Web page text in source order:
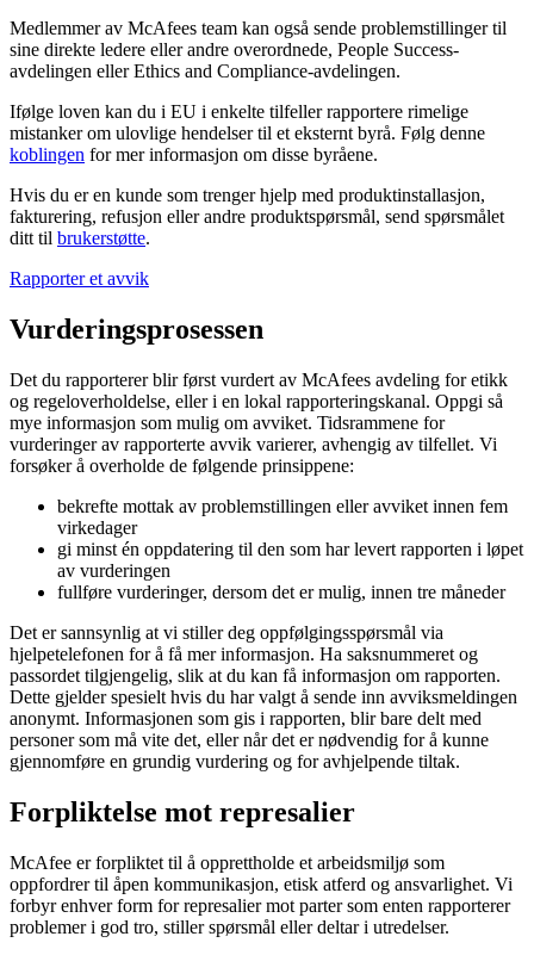
Medlemmer av McAfees team kan også sende problemstillinger til
sine direkte ledere eller andre overordnede, People Success-
avdelingen eller Ethics and Compliance-avdelingen.
Ifølge loven kan du i EU i enkelte tilfeller rapportere rimelige
mistanker om ulovlige hendelser til et eksternt byrå. Følg denne
koblingen for mer informasjon om disse byråene.
Hvis du er en kunde som trenger hjelp med produktinstallasjon,
fakturering, refusjon eller andre produktspørsmål, send spørsmålet
ditt til brukerstøtte.
Rapporter et avvik
Vurderingsprosessen
Det du rapporterer blir først vurdert av McAfees avdeling for etikk
og regeloverholdelse, eller i en lokal rapporteringskanal. Oppgi så
mye informasjon som mulig om avviket. Tidsrammene for
vurderinger av rapporterte avvik varierer, avhengig av tilfellet. Vi
forsøker å overholde de følgende prinsippene:
bekrefte mottak av problemstillingen eller avviket innen fem
virkedager
gi minst én oppdatering til den som har levert rapporten i løpet
av vurderingen
fullføre vurderinger, dersom det er mulig, innen tre måneder
Det er sannsynlig at vi stiller deg oppfølgingsspørsmål via
hjelpetelefonen for å få mer informasjon. Ha saksnummeret og
passordet tilgjengelig, slik at du kan få informasjon om rapporten.
Dette gjelder spesielt hvis du har valgt å sende inn avviksmeldingen
anonymt. Informasjonen som gis i rapporten, blir bare delt med
personer som må vite det, eller når det er nødvendig for å kunne
gjennomføre en grundig vurdering og for avhjelpende tiltak.
Forpliktelse mot represalier
McAfee er forpliktet til å opprettholde et arbeidsmiljø som
oppfordrer til åpen kommunikasjon, etisk atferd og ansvarlighet. Vi
forbyr enhver form for represalier mot parter som enten rapporterer
problemer i god tro, stiller spørsmål eller deltar i utredelser.